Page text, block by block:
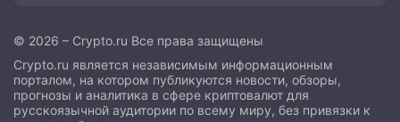
© 2026 – Crypto.ru Все права защищены
Crypto.ru является независимым информационным
порталом, на котором публикуются новости, обзоры,
прогнозы и аналитика в сфере криптовалют для
русскоязычной аудитории по всему миру, без привязки к